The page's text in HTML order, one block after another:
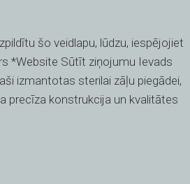
šo veidlapu, lūdzu, iespējojiet
*Website Sūtīt ziņojumu Ievads
izmantotas sterilai zāļu piegādei,
precīza konstrukcija un kvalitātes